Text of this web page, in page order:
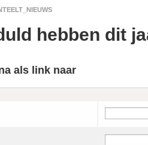
hebben dit
als link naar